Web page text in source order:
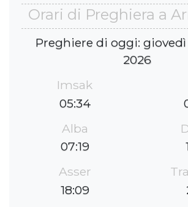
Orari di Preghiera a
Preghiere di oggi:
2026
Imsak
05:34
Alba
07:19
Asser
18:09